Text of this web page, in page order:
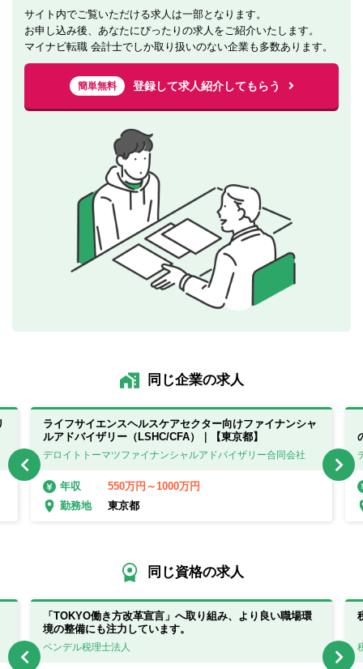
サイト内でご覧いただける求人は一部となります。
お申し込み後、あなたにぴったりの求人をご紹介いたします。
マイナビ転職 会計士でしか取り扱いのない企業も多数あります。
簡単無料 登録して求人紹介してもらう
同じ企業の求人
ライフサイエンスヘルスケアセクター向けファイナンシャ
ルアドバイザリー（LSHC/CFA）｜【東京都】
デロイトトーマツファイナンシャルアドバイザリー合同会社
年収
550万円～1000万円
勤務地
東京都
同じ資格の求人
「TOKYO働き方改革宣言」へ取り組み、より良い職場環
境の整備にも注力しています。
ペンデル税理士法人